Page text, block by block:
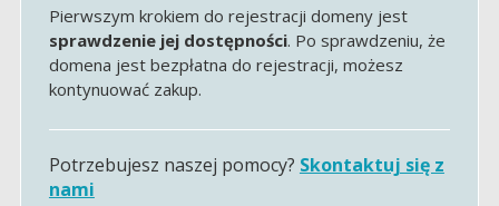
Pierwszym krokiem do rejestracji domeny jest
sprawdzenie jej dostępności. Po sprawdzeniu, że
domena jest bezpłatna do rejestracji, możesz
kontynuować zakup.
Potrzebujesz naszej pomocy? Skontaktuj się z
nami